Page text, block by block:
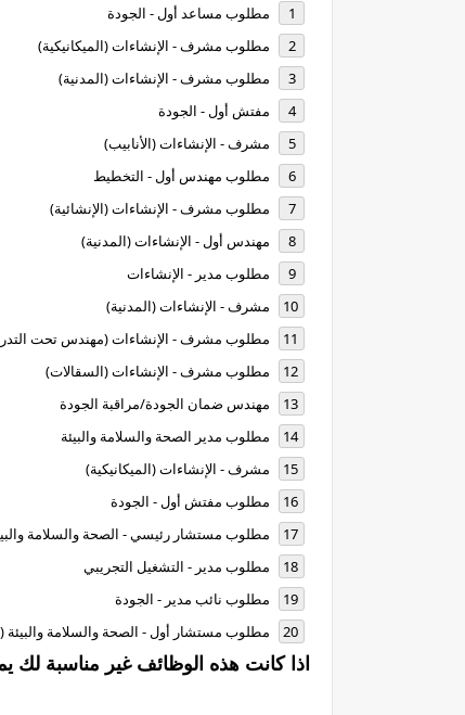
مطلوب مساعد أول - الجودة
مطلوب مشرف - الإنشاءات (الميكانيكية)
مطلوب مشرف - الإنشاءات (المدنية)
مفتش أول - الجودة
مشرف - الإنشاءات (الأنابيب)
مطلوب مهندس أول - التخطيط
مطلوب مشرف - الإنشاءات (الإنشائية)
مهندس أول - الإنشاءات (المدنية)
مطلوب مدير - الإنشاءات
مشرف - الإنشاءات (المدنية)
مطلوب مشرف - الإنشاءات (مهندس تحت
مطلوب مشرف - الإنشاءات (السقالات)
مهندس ضمان الجودة/مراقبة الجودة
مطلوب مدير الصحة والسلامة والبيئة
مشرف - الإنشاءات (الميكانيكية)
مطلوب مفتش أول - الجودة
مطلوب مستشار رئيسي - الصحة والسلامة
مطلوب مدير - التشغيل التجريبي
مطلوب نائب مدير - الجودة
مطلوب مستشار أول - الصحة والسلامة والبيئة
اذا كانت هذه الوظائف غير مناسبة لك